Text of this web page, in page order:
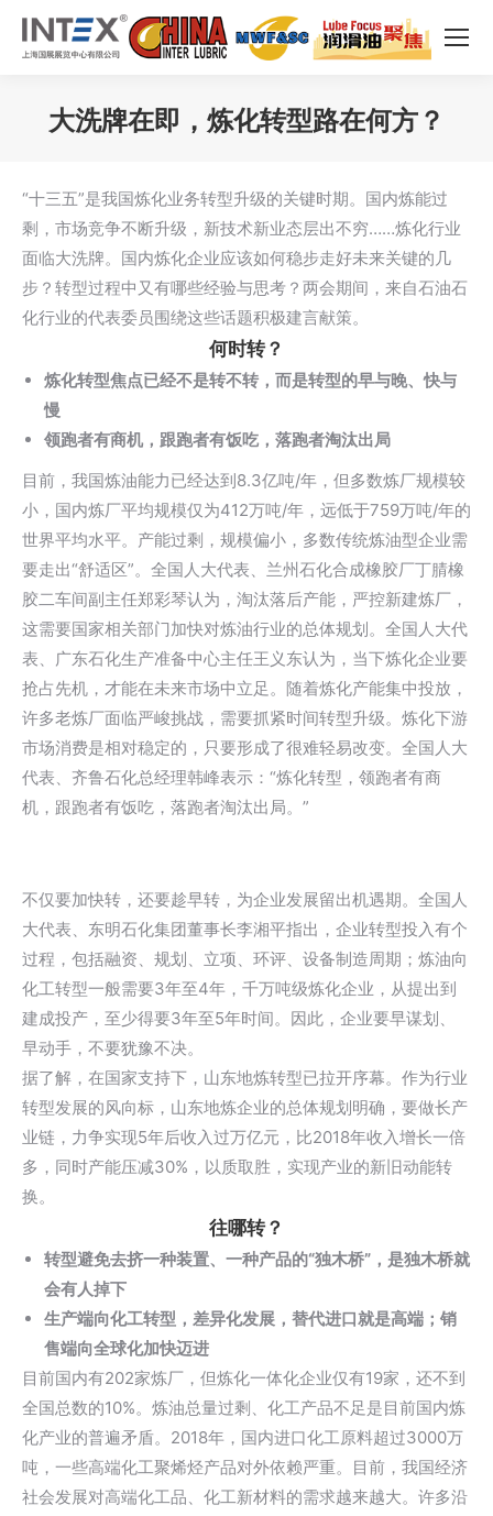
大洗牌在即，炼化转型路在何方？
“十三五”是我国炼化业务转型升级的关键时期。国内炼能过
剩，市场竞争不断升级，新技术新业态层出不穷……炼化行业
面临大洗牌。国内炼化企业应该如何稳步走好未来关键的几
步？转型过程中又有哪些经验与思考？两会期间，来自石油石
化行业的代表委员围绕这些话题积极建言献策。
何时转？
炼化转型焦点已经不是转不转，而是转型的早与晚、快与
慢
领跑者有商机，跟跑者有饭吃，落跑者淘汰出局
目前，我国炼油能力已经达到8.3亿吨/年，但多数炼厂规模较
小，国内炼厂平均规模仅为412万吨/年，远低于759万吨/年的
世界平均水平。产能过剩，规模偏小，多数传统炼油型企业需
要走出“舒适区”。全国人大代表、兰州石化合成橡胶厂丁腈橡
胶二车间副主任郑彩琴认为，淘汰落后产能，严控新建炼厂，
这需要国家相关部门加快对炼油行业的总体规划。全国人大代
表、广东石化生产准备中心主任王义东认为，当下炼化企业要
抢占先机，才能在未来市场中立足。随着炼化产能集中投放，
许多老炼厂面临严峻挑战，需要抓紧时间转型升级。炼化下游
市场消费是相对稳定的，只要形成了很难轻易改变。全国人大
代表、齐鲁石化总经理韩峰表示：“炼化转型，领跑者有商
机，跟跑者有饭吃，落跑者淘汰出局。”
不仅要加快转，还要趁早转，为企业发展留出机遇期。全国人
大代表、东明石化集团董事长李湘平指出，企业转型投入有个
过程，包括融资、规划、立项、环评、设备制造周期；炼油向
化工转型一般需要3年至4年，千万吨级炼化企业，从提出到
建成投产，至少得要3年至5年时间。因此，企业要早谋划、
早动手，不要犹豫不决。
据了解，在国家支持下，山东地炼转型已拉开序幕。作为行业
转型发展的风向标，山东地炼企业的总体规划明确，要做长产
业链，力争实现5年后收入过万亿元，比2018年收入增长一倍
多，同时产能压减30%，以质取胜，实现产业的新旧动能转
换。
往哪转？
转型避免去挤一种装置、一种产品的“独木桥”，是独木桥就
会有人掉下
生产端向化工转型，差异化发展，替代进口就是高端；销
售端向全球化加快迈进
目前国内有202家炼厂，但炼化一体化企业仅有19家，还不到
全国总数的10%。炼油总量过剩、化工产品不足是目前国内炼
化产业的普遍矛盾。2018年，国内进口化工原料超过3000万
吨，一些高端化工聚烯烃产品对外依赖严重。目前，我国经济
社会发展对高端化工品、化工新材料的需求越来越大。许多沿